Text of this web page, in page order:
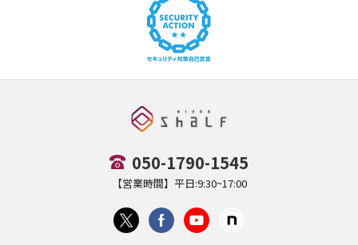
050-1790-1545
【営業時間】平日:9:30~17:00